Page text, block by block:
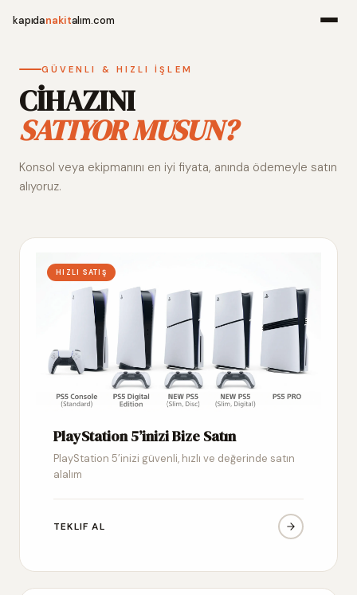
kapıdanakitalım.com
Alım
GÜVENLI & HIZLI İŞLEM
CİHAZINI
SATIYOR MUSUN?
Konsol veya ekipmanını en iyi fiyata, anında ödemeyle satın
alıyoruz.
HIZLI SATIŞ
PlayStation 5’inizi Bize Satın
PlayStation 5’inizi güvenli, hızlı ve değerinde satın
alalım
TEKLIF AL